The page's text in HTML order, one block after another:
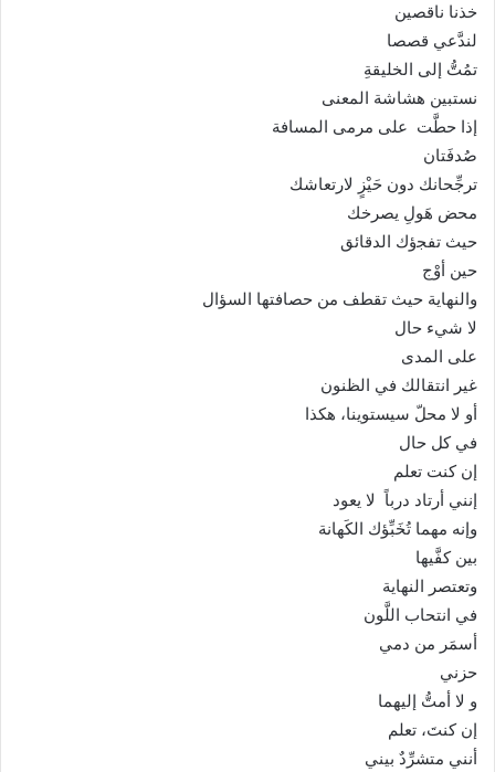
ك
و
ن
ا
خذنا ناقصين
لندَّعي قصصا
تمُتُّ إلى الخليقةِ
نستبين هشاشة المعنى
إذا حطَّت على مرمى المسافة
صُدفَتان
ترجِّحانك دون حَيْزٍ لارتعاشك
محض هَولِ يصرخك
ﺣﻴﺚ ﺗﻔﺠؤﻙ ﺍﻟﺪﻗﺎﺋﻖ
ﺣﻴﻦ ﺃﻭْﺝ
والنهاية حيث تقطف من حصافتها السؤال
لا شيء حال
على المدى
غير انتقالك في الظنون
أو لا محلّ سيستوينا، هكذا
في كل حال
إن كنت تعلم
إنني أرتاد درباً لا يعود
وإنه مهما تُخَبِّؤك الكَهانة
بين كفَّيها
وتعتصر النهاية
في انتحاب اللَّون
أسمَر من دمي
حزني
و لا أمتُّ إليهما
إن كنتَ، تعلم
أنني متشرِّدٌ بيني